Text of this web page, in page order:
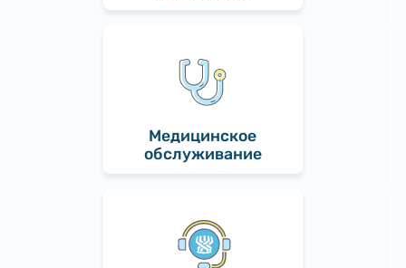
Медицинское
обслуживание